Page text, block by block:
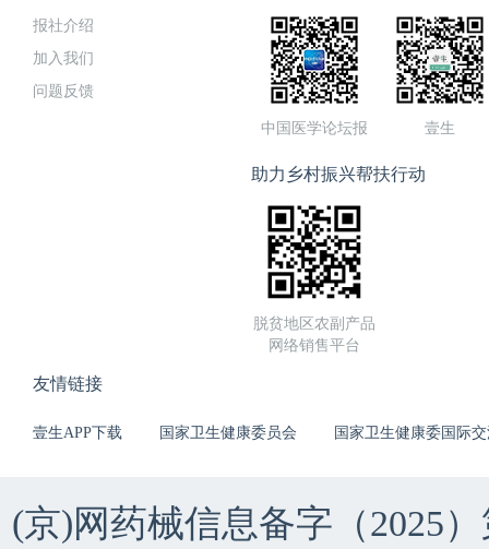
报社介绍
加入我们
问题反馈
中国医学论坛报 壹生
助力乡村振兴帮扶行动
脱贫地区农副产品
网络销售平台
友情链接
壹生APP下载 国家卫生健康委员会 国家卫生健康委国际
(京)网药械信息备字（2025